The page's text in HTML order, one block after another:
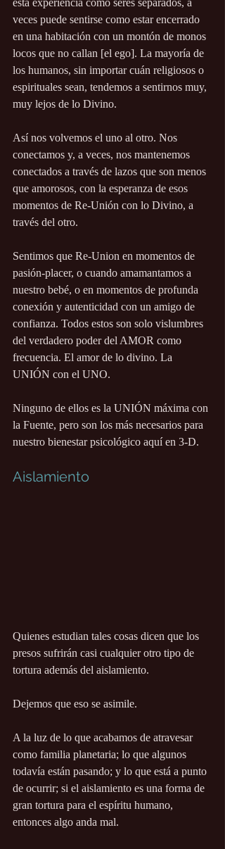
esta experiencia como seres separados, a
veces puede sentirse como estar encerrado
en una habitación con un montón de monos
locos que no callan [el ego]. La mayoría de
los humanos, sin importar cuán religiosos o
espirituales sean, tendemos a sentirnos muy,
muy lejos de lo Divino.
Así nos volvemos el uno al otro. Nos
conectamos y, a veces, nos mantenemos
conectados a través de lazos que son menos
que amorosos, con la esperanza de esos
momentos de Re-Unión con lo Divino, a
través del otro.
Sentimos que Re-Union en momentos de
pasión-placer, o cuando amamantamos a
nuestro bebé, o en momentos de profunda
conexión y autenticidad con un amigo de
confianza. Todos estos son solo vislumbres
del verdadero poder del AMOR como
frecuencia. El amor de lo divino. La
UNIÓN con el UNO.
Ninguno de ellos es la UNIÓN máxima con
la Fuente, pero son los más necesarios para
nuestro bienestar psicológico aquí en 3-D.
Aislamiento
Quienes estudian tales cosas dicen que los
presos sufrirán casi cualquier otro tipo de
tortura además del aislamiento.
Dejemos que eso se asimile.
A la luz de lo que acabamos de atravesar
como familia planetaria; lo que algunos
todavía están pasando; y lo que está a punto
de ocurrir; si el aislamiento es una forma de
gran tortura para el espíritu humano,
entonces algo anda mal.